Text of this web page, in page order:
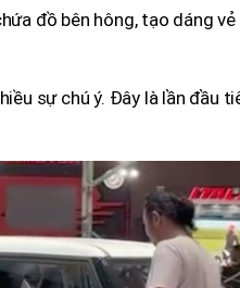
đồ bên hông, tạo dáng vẻ
sự chú ý. Đây là lần đầu